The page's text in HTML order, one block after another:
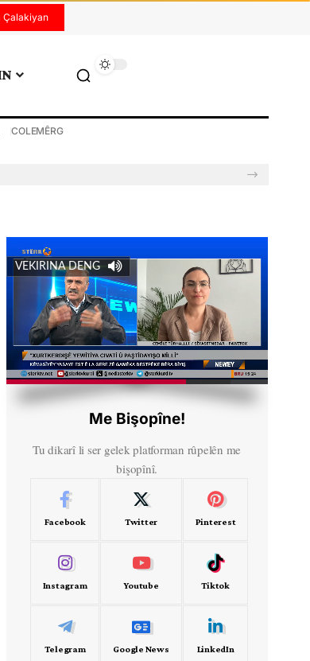
Çalakiyan
COLEMÊRG
VEKIRINA DENG
Me Bişopîne!
Tu dikarî li ser gelek platforman rûpelên me
bişopînî.
Facebook Twitter Pinterest
Instagram Youtube Tiktok
Telegram Google News LinkedIn